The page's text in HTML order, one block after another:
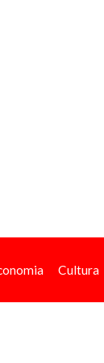
Cultura